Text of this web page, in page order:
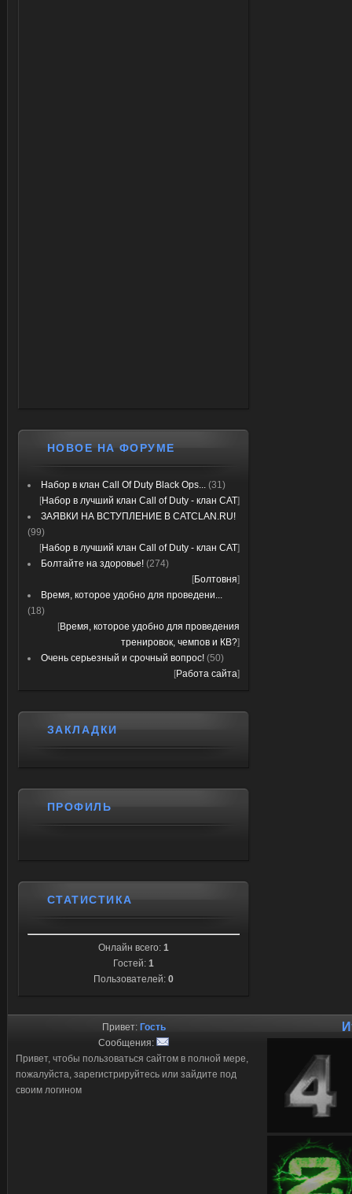
НОВОЕ НА ФОРУМЕ
Набор в клан Call Of Duty Black Ops... (31)
[Набор в лучший клан Call of Duty - клан CAT]
ЗАЯВКИ НА ВСТУПЛЕНИЕ В CATCLAN.RU!
(99)
[Набор в лучший клан Call of Duty - клан CAT]
Болтайте на здоровье! (274)
[Болтовня]
Время, которое удобно для проведени...
(18)
[Время, которое удобно для проведения
тренировок, чемпов и КВ?]
Очень серьезный и срочный вопрос! (50)
[Работа сайта]
ЗАКЛАДКИ
ПРОФИЛЬ
СТАТИСТИКА
Онлайн всего: 1
Гостей: 1
Пользователей: 0
Привет: Гость
Сообщения:
Привет, чтобы пользоваться сайтом в полной мере,
пожалуйста, зарегистрируйтесь или зайдите под
своим логином